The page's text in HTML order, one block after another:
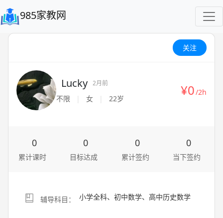
985家教网
关注
Lucky 2月前
不限 女 22岁 ¥0/2h
0
累计课时
0
目标达成
0
累计签约
0
当下签约
辅导科目： 小学全科、初中数学、高中历史数学